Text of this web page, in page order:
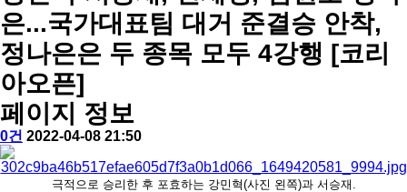
은...국가대표팀 대거 준결승 안착,
정나은은 두 종목 모두 4강행 [코리
아오픈]
페이지 정보
작
성
자
배
드
민
댓
글
0건 작
일
2022-04-08 21:50
본
극적으로 승리한 후 포효하는 강민혁(사진 왼쪽)과 서승재.